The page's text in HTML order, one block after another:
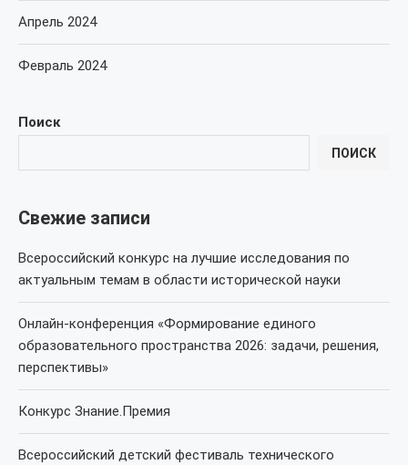
Поиск
ПОИСК
Свежие записи
Всероссийский конкурс на лучшие исследования по
актуальным темам в области исторической науки
Онлайн-конференция «Формирование единого
образовательного пространства 2026: задачи, решения,
перспективы»
Конкурс Знание.Премия
Всероссийский детский фестиваль технического
Апрель 2024
Февраль 2024